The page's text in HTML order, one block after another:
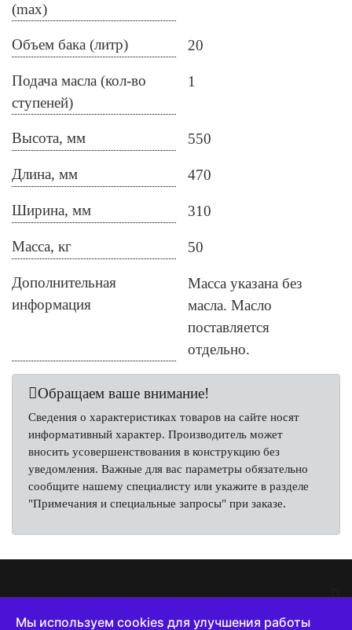
(max)
Объем бака (литр) 20
Подача масла (кол-во
ступеней)
1
Высота, мм 550
Длина, мм 470
Ширина, мм 310
Масса, кг 50
Дополнительная
информация
Масса указана без
масла. Масло
поставляется
отдельно.
Обращаем ваше внимание!
Сведения о характеристиках товаров на сайте носят
информативный характер. Производитель может
вносить усовершенствования в конструкцию без
уведомления. Важные для вас параметры обязательно
сообщите нашему специалисту или укажите в разделе
"Примечания и специальные запросы" при заказе.
Мы используем cookies для улучшения работы